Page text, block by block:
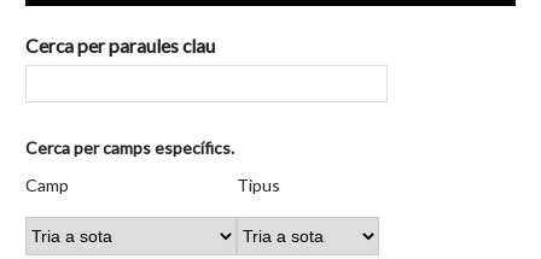
Cerca per paraules clau
Nombre
files
a
"Cerca
Cerca per camps específics.
de
cerca
de
cerca
de
cerca
Joiner
Camp Tipus